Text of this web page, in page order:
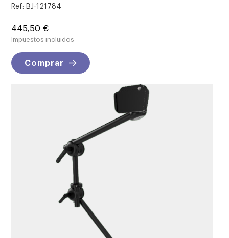
Ref: BJ-121784
Precio
445,50 €
Impuestos incluidos
Comprar